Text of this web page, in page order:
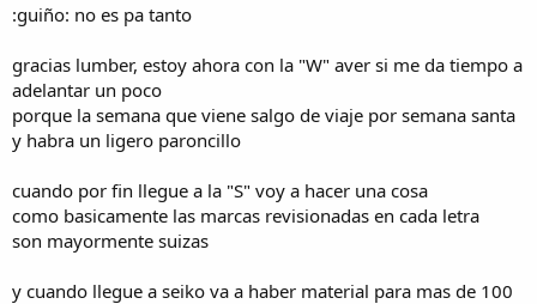
:guiño: no es pa tanto
gracias lumber, estoy ahora con la "W" aver si me da tiempo a
adelantar un poco
porque la semana que viene salgo de viaje por semana santa
y habra un ligero paroncillo
cuando por fin llegue a la "S" voy a hacer una cosa
como basicamente las marcas revisionadas en cada letra
son mayormente suizas
y cuando llegue a seiko va a haber material para mas de 100